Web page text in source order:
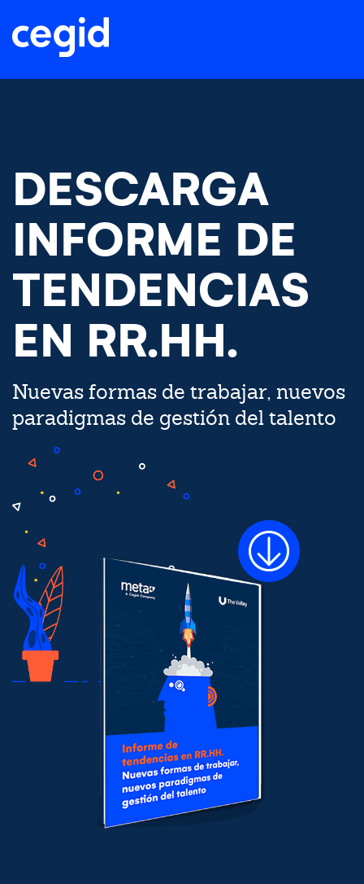
DESCARGA
INFORME DE
TENDENCIAS
EN RR.HH.
Nuevas formas de trabajar, nuevos
paradigmas de gestión del talento